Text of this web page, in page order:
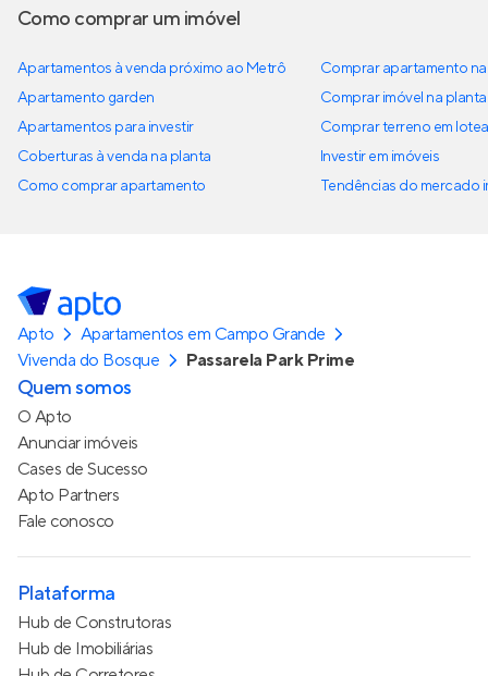
Como comprar um imóvel
Apartamentos à venda próximo ao Metrô
Apartamento garden
Apartamentos para investir
Coberturas à venda na planta
Como comprar apartamento
Comprar apartamento
Comprar imóvel na planta
Comprar terreno em
Investir em imóveis
Tendências do mercado
Apto
Apartamentos em Campo Grande
Vivenda do Bosque
Passarela Park Prime
Quem somos
O Apto
Anunciar imóveis
Cases de Sucesso
Apto Partners
Fale conosco
Plataforma
Hub de Construtoras
Hub de Imobiliárias